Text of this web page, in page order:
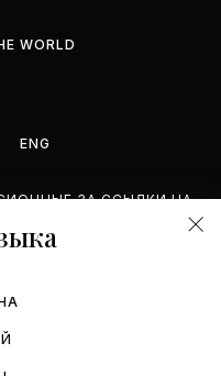
WORLD
ENG
ЗА ССЫЛКИ НА